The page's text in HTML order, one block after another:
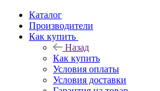
Каталог
Производители
Как купить
Назад
Как купить
Условия оплаты
Условия доставки